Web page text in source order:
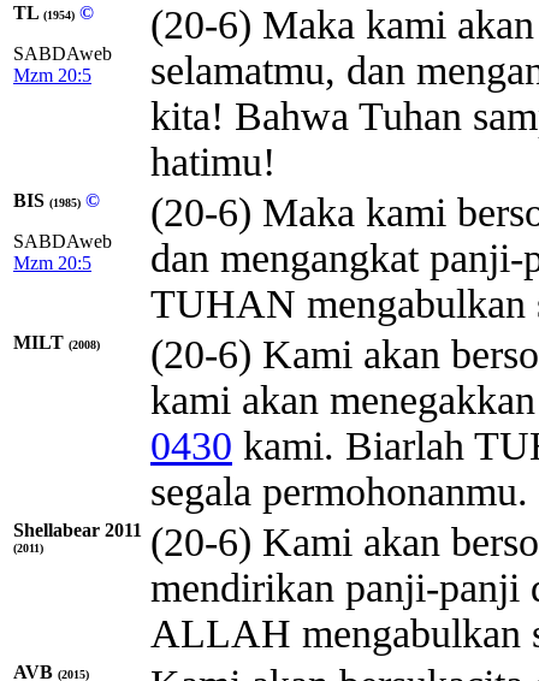
TL (1954) ©
SABDAweb
Mzm 20:5
(20-6) Maka kami
selamatmu, dan
kita! Bahwa Tuhan
hatimu!
BIS (1985) ©
SABDAweb
Mzm 20:5
(20-6) Maka kami
dan mengangkat
TUHAN mengabulkan
MILT (2008)
(20-6) Kami akan
kami akan
0430 kami. Biarlah
segala permohonanmu.
Shellabear 2011
(2011)
(20-6) Kami akan
mendirikan panji-panji
ALLAH mengabulkan
AVB (2015)